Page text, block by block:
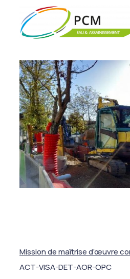
Mission de maîtrise d’œuvre
ACT-VISA-DET-AOR-OPC